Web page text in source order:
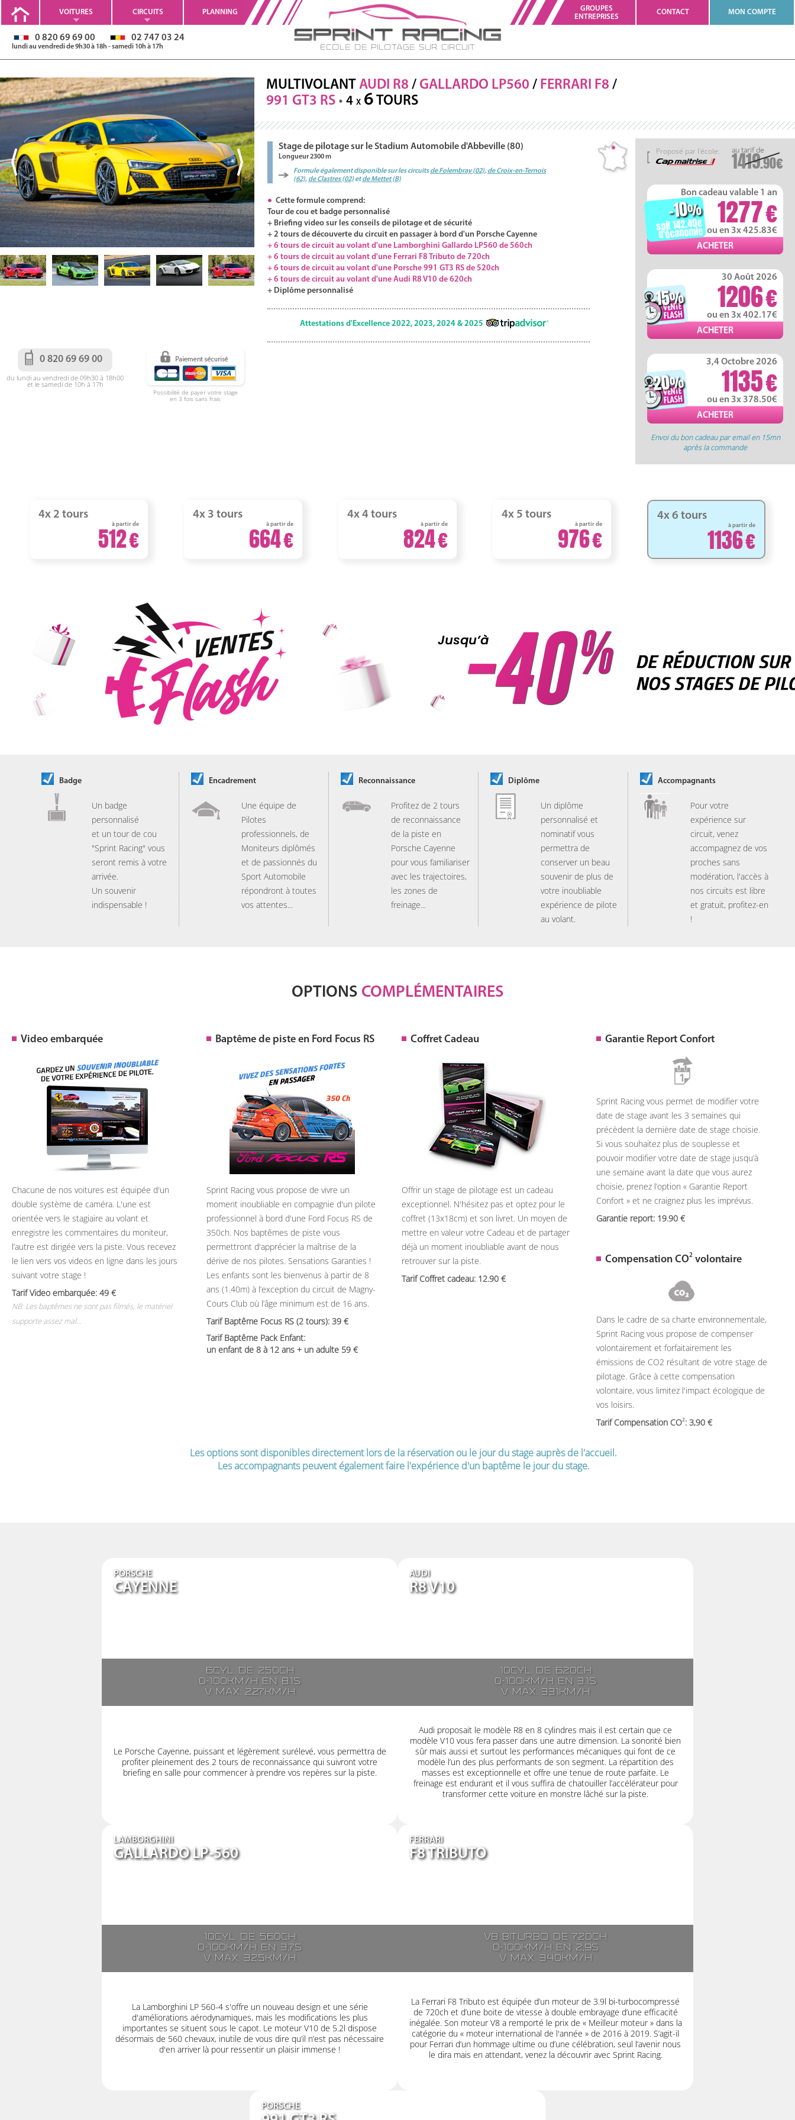
Ecole de Pilotage sur Circuit
VOITURES CIRCUITS PLANNING
GROUPES
ENTREPRISES
CONTACT MON COMPTE
0 820 69 69 00 02 747 03 24
lundi au vendredi de 9h30 à 18h - samedi 10h à 17h
MULTIVOLANT AUDI R8 / GALLARDO LP560 / FERRARI F8 /
991 GT3 RS 4 X 6 TOURS
1419.90
Proposé par l'école:
Bon cadeau valable 1 an
1277
ou en 3x 425.83
-10%
soit 142.40
d'économie
30 Août 2026
1206
ou en 3x 402.17
-15%
3,4 Octobre 2026
1135
ou en 3x 378.50
-20%
Envoi du bon cadeau par email en 15mn
après la commande
Stage de pilotage sur le Stadium Automobile d'Abbeville (80)
Longueur 2300 m
Formule également disponible sur les circuitsde Folembray (02), de Croix-en-Ternois
(62), de Clastres (02) etde Mettet (B)
Cette formule comprend:
Tour de cou et badge personnalisé
+ Briefing video sur les conseils de pilotage et de sécurité
+ 2 tours de découverte du circuit en passager à bord d'un Porsche Cayenne
+ 6 tours de circuit au volant d'une Lamborghini Gallardo LP560 de 560ch
+ 6 tours de circuit au volant d'une Ferrari F8 Tributo de 720ch
+ 6 tours de circuit au volant d'une Porsche 991 GT3 RS de 520ch
+ 6 tours de circuit au volant d'une Audi R8 V10 de 620ch
+ Diplôme personnalisé
Attestations d'Excellence 2022, 2023, 2024 & 2025
0 820 69 69 00
du lundi au vendredi de 09h30 à 18h00
et le samedi de 10h à 17h
Possibilité de payer votre stage
en 3 fois sans frais
4x 2 tours
à partir de
512
4x 3 tours
à partir de
664
4x 4 tours
à partir de
824
4x 5 tours
à partir de
976
4x 6 tours
à partir de
1136
Badge
Un badge
personnalisé
et un tour de cou
"Sprint Racing" vous
seront remis à votre
arrivée.
Un souvenir
indispensable !
Encadrement
Une équipe de
Pilotes
professionnels, de
Moniteurs diplômés
et de passionnés du
Sport Automobile
répondront à toutes
vos attentes...
Reconnaissance
Profitez de 2 tours
de reconnaissance
de la piste en
Porsche Cayenne
pour vous familiariser
avec les trajectoires,
les zones de
freinage...
Diplôme
Un diplôme
personnalisé et
nominatif vous
permettra de
conserver un beau
souvenir de plus de
votre inoubliable
expérience de pilote
au volant.
Accompagnants
Pour votre
expérience sur
circuit, venez
accompagnez de vos
proches sans
modération, l'accès à
nos circuits est libre
et gratuit, profitez-en
!
OPTIONS COMPLÉMENTAIRES
Video embarquée
Chacune de nos voitures est équipée d'un
double système de caméra. L'une est
orientée vers le stagiaire au volant et
enregistre les commentaires du moniteur,
l’autre est dirigée vers la piste. Vous recevez
le lien vers vos videos en ligne dans les jours
suivant votre stage !
Tarif Video embarquée: 49
NB: Les baptêmes ne sont pas filmés, le matériel
supporte assez mal...
Baptême de piste en Ford Focus RS
Sprint Racing vous propose de vivre un
moment inoubliable en compagnie d'un pilote
professionnel à bord d'une Ford Focus RS de
350ch. Nos baptêmes de piste vous
permettront d'apprécier la maîtrise de la
dérive de nos pilotes. Sensations Garanties !
Les enfants sont les bienvenus à partir de 8
ans (1.40m) à l’exception du circuit de Magny-
Cours Club où l’âge minimum est de 16 ans.
Tarif Baptême Focus RS (2 tours): 39
Tarif Baptême Pack Enfant:
un enfant de 8 à 12 ans + un adulte 59
Coffret Cadeau
Offrir un stage de pilotage est un cadeau
exceptionnel. N'hésitez pas et optez pour le
coffret (13x18cm) et son livret. Un moyen de
mettre en valeur votre Cadeau et de partager
déjà un moment inoubliable avant de nous
retrouver sur la piste.
Tarif Coffret cadeau: 12.90
Garantie Report Confort
Sprint Racing vous permet de modifier votre
date de stage avant les 3 semaines qui
précèdent la dernière date de stage choisie.
Si vous souhaitez plus de souplesse et
pouvoir modifier votre date de stage jusqu’à
une semaine avant la date que vous aurez
choisie, prenez l’option « Garantie Report
Confort » et ne craignez plus les imprévus.
Garantie report: 19.90
Compensation CO2volontaire
Dans le cadre de sa charte environnementale,
Sprint Racing vous propose de compenser
volontairement et forfaitairement les
émissions de CO2 résultant de votre stage de
pilotage. Grâce à cette compensation
volontaire, vous limitez l'impact écologique de
vos loisirs.
Tarif Compensation CO2: 3,90
Les options sont disponibles directement lors de la réservation ou le jour du stage auprès de l'accueil.
Les accompagnants peuvent également faire l'expérience d'un baptême le jour du stage.
PORSCHE
CAYENNE
6cyl. de 250ch
0-100km/h en 8.1s
V max: 227km/h
Le Porsche Cayenne, puissant et légèrement surélevé, vous permettra de
profiter pleinement des 2 tours de reconnaissance qui suivront votre
briefing en salle pour commencer à prendre vos repères sur la piste.
AUDI
R8 V10
10cyl. de 620ch
0-100km/h en 3.1s
V max: 331km/h
Audi proposait le modèle R8 en 8 cylindres mais il est certain que ce
modèle V10 vous fera passer dans une autre dimension. La sonorité bien
sûr mais aussi et surtout les performances mécaniques qui font de ce
modèle l’un des plus performants de son segment. La répartition des
masses est exceptionnelle et offre une tenue de route parfaite. Le
freinage est endurant et il vous suffira de chatouiller l’accélérateur pour
transformer cette voiture en monstre lâché sur la piste.
LAMBORGHINI
GALLARDO LP-560
10cyl. de 560ch
0-100km/h en 3,7s
V max: 325km/h
La Lamborghini LP 560-4 s'offre un nouveau design et une série
d'améliorations aérodynamiques, mais les modifications les plus
importantes se situent sous le capot. Le moteur V10 de 5.2l dispose
désormais de 560 chevaux, inutile de vous dire qu’il n’est pas nécessaire
d'en arriver là pour ressentir un plaisir immense !
FERRARI
F8 TRIBUTO
V8 biturbo de 720ch
0-100km/h en 2,9s
V max: 340km/h
La Ferrari F8 Tributo est équipée d’un moteur de 3.9l bi-turbocompressé
de 720ch et d’une boite de vitesse à double embrayage d’une efficacité
inégalée. Son moteur V8 a remporté le prix de « Meilleur moteur » dans la
catégorie du « moteur international de l'année » de 2016 à 2019. S’agit-il
pour Ferrari d’un hommage ultime ou d’une célébration, seul l’avenir nous
le dira mais en attendant, venez la découvrir avec Sprint Racing.
PORSCHE